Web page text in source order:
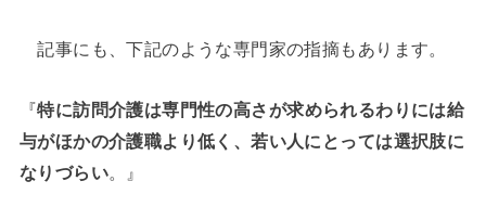
記事にも、下記のような専門家の指摘もあります。
『特に訪問介護は専門性の高さが求められるわりには給
与がほかの介護職より低く、若い人にとっては選択肢に
なりづらい。』